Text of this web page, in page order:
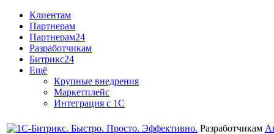
Клиентам
Партнерам
Партнерам24
Разработчикам
Битрикс24
Ещё
Крупные внедрения
Маркетплейс
Интеграция с 1С
Разработчикам